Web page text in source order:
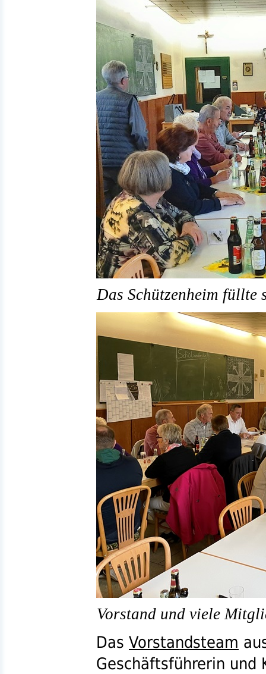
Das Schützenheim füllte
Vorstand und viele
Das Vorstandsteam
Geschäftsführerin und